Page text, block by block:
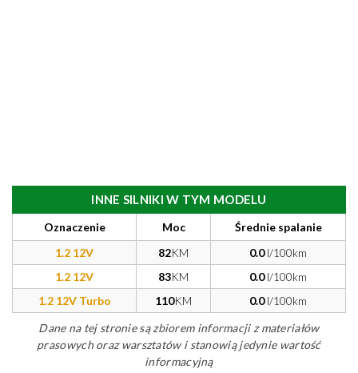
INNE SILNIKI W TYM MODELU
Oznaczenie Moc
Średnie spalanie
1.2 12V
82KM 0.0l/100km
1.2 12V
83KM 0.0l/100km
1.2 12V Turbo
110KM 0.0l/100km
Dane na tej stronie są zbiorem informacji z materiałów
prasowych oraz warsztatów i stanowią jedynie wartość
informacyjną